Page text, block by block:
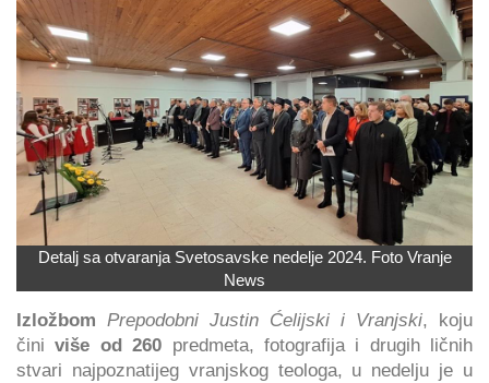
Detalj sa otvaranja Svetosavske nedelje 2024. Foto Vranje
News
Izložbom Prepodobni Justin Ćelijski i Vranjski, koju
činiviše od 260 predmeta, fotografija i drugih ličnih
stvari najpoznatijeg vranjskog teologa, u nedelju je u